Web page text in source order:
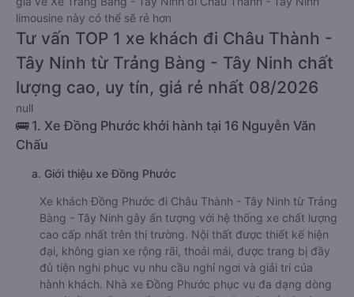
limousine này có thể sẽ rẻ hơn
Tư vấn TOP 1 xe khách đi Châu Thành -
Tây Ninh từ Trảng Bàng - Tây Ninh chất
lượng cao, uy tín, giá rẻ nhất 08/2026
null
🚌 1. Xe Đồng Phước khởi hành tại 16 Nguyễn Văn
Chấu
a. Giới thiệu xe Đồng Phước
Xe khách Đồng Phước đi Châu Thành - Tây Ninh từ Trảng
Bàng - Tây Ninh gây ấn tượng với hệ thống xe chất lượng
cao cấp nhất trên thị trường. Nội thất được thiết kế hiện
đại, không gian xe rộng rãi, thoải mái, được trang bị đầy
đủ tiện nghi phục vụ nhu cầu nghỉ ngơi và giải trí của
hành khách. Nhà xe Đồng Phước phục vụ đa dạng dòng